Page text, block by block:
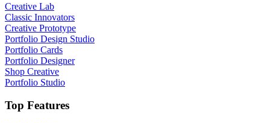
Creative Lab
Classic Innovators
Creative Prototype
Portfolio Design Studio
Portfolio Cards
Portfolio Designer
Shop Creative
Portfolio Studio
Top Features